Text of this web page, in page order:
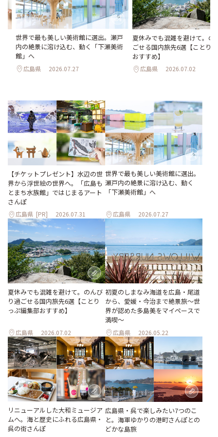
世界で最も美しい美術館に選出。瀬戸
内の絶景に溶け込む、動く「下瀬美術
館」へ
広島県 2026.07.27
夏休みでも混雑を避けて。の
ごせる国内旅先6選【ことり
おすすめ】
広島県 2026.07.02
【チケットプレゼント】水辺の世
界から浮世絵の世界へ。「広島も
とまち水族館」ではじまるアート
さんぽ
広島県 [PR] 2026.07.31
世界で最も美しい美術館に選出。
瀬戸内の絶景に溶け込む、動く
「下瀬美術館」へ
広島県 2026.07.27
夏休みでも混雑を避けて。のんび
り過ごせる国内旅先6選【ことり
っぷ編集部おすすめ】
広島県 2026.07.02
初夏のしまなみ海道を広島・尾道
から、愛媛・今治まで絶景旅〜世
界が認めた多島美をマイペースで
満喫〜
広島県 2026.05.22
リニューアルした大和ミュージア
ムへ。海と歴史にふれる広島県・
呉の街さんぽ
広島県・呉で楽しみたい7つのこ
と。海軍ゆかりの港町さんぽとの
どかな島旅